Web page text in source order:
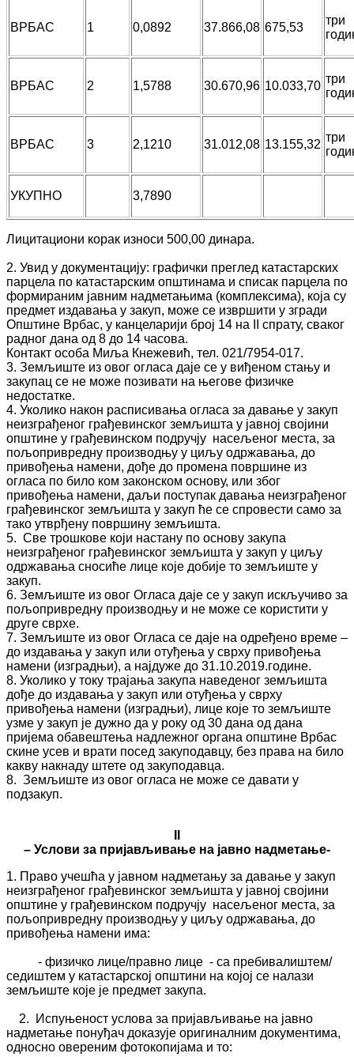
ВРБАС 1 0,0892 37.866,08 675,53
три
ВРБАС 2 1,5788 30.670,96 10.033,70
три
ВРБАС 3 2,1210 31.012,08 13.155,32
три
УКУПНО 3,7890
Лицитациони корак износи 500,00 динара.
2. Увид у документацију: графички преглед катастарских
парцела по катастарским општинама и списак парцела по
формираним јавним надметањима (комплексима), која су
предмет издавања у закуп, може се извршити у згради
Општине Врбас, у канцеларији број 14 на II спрату, сваког
радног дана од 8 до 14 часова.
Контакт особа Миља Кнежевић, тел. 021/7954-017.
3. Земљиште из овог огласа даје се у виђеном стању и
закупац се не може позивати на његове физичке
недостатке.
4. Уколико након расписивања огласа за давање у закуп
неизграђеног грађевинског земљишта у јавној својини
општине у грађевинском подручју насељеног места, за
пољопривредну производњу у циљу одржавања, до
привођења намени, дође до промена површине из
огласа по било ком законском основу, или због
привођења намени, даљи поступак давања неизграђеног
грађевинског земљишта у закуп ће се спровести само за
тако утврђену површину земљишта.
5. Све трошкове који настану по основу закупа
неизграђеног грађевинског земљишта у закуп у циљу
одржавања сносиће лице које добије то земљиште у
закуп.
6. Земљиште из овог Огласа даје се у закуп искључиво за
пољопривредну производњу и не може се користити у
друге сврхе.
7. Земљиште из овог Огласа се даје на одређено време –
до издавања у закуп или отуђења у сврху привођења
намени (изградњи), а најдуже до 31.10.2019.године.
8. Уколико у току трајања закупа наведеног земљишта
дође до издавања у закуп или отуђења у сврху
привођења намени (изградњи), лице које то земљиште
узме у закуп је дужно да у року од 30 дана од дана
пријема обавештења надлежног органа општине Врбас
скине усев и врати посед закуподавцу, без права на било
какву накнаду штете од закуподавца.
8. Земљиште из овог огласа не може се давати у
подзакуп.
– Услови за пријављивање на јавно надметање-
1. Право учешћа у јавном надметању за давање у закуп
неизграђеног грађевинског земљишта у јавној својини
општине у грађевинском подручју насељеног места, за
пољопривредну производњу у циљу одржавања, до
привођења намени има:
- физичко лице/правно лице - са пребивалиштем/
седиштем у катастарској општини на којој се налази
земљиште које је предмет закупа.
2. Испуњеност услова за пријављивање на јавно
надметање понуђач доказује оригиналним документима,
односно овереним фотокопијама и то: